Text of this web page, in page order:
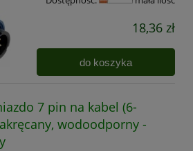
18,36 zł
do koszyka
7 pin na kabel (6-
wodoodporny -